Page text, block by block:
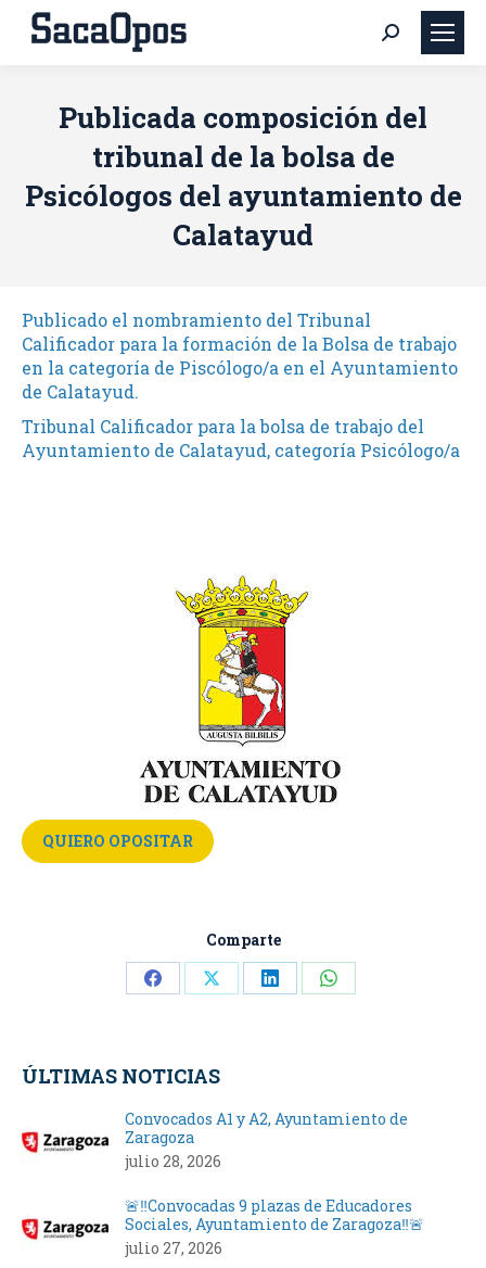
Buscar:
Publicada composición del
tribunal de la bolsa de
Psicólogos del ayuntamiento de
Calatayud
Publicado el nombramiento del Tribunal
Calificador para la formación de la Bolsa de trabajo
en la categoría de Piscólogo/a en el Ayuntamiento
de Calatayud.
Tribunal Calificador para la bolsa de trabajo del
Ayuntamiento de Calatayud, categoría Psicólogo/a
QUIERO OPOSITAR
Comparte
Share Share Share Share
ÚLTIMAS NOTICIAS
Convocados A1 y A2, Ayuntamiento de
Zaragoza
julio 28, 2026
🚨‼️Convocadas 9 plazas de Educadores
Sociales, Ayuntamiento de Zaragoza‼️🚨
julio 27, 2026